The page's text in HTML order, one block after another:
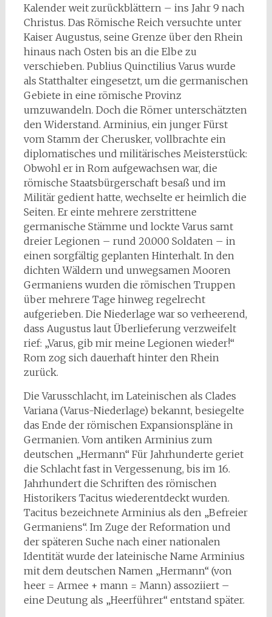
Kalender weit zurückblättern – ins Jahr 9 nach
Christus. Das Römische Reich versuchte unter
Kaiser Augustus, seine Grenze über den Rhein
hinaus nach Osten bis an die Elbe zu
verschieben. Publius Quinctilius Varus wurde
als Statthalter eingesetzt, um die germanischen
Gebiete in eine römische Provinz
umzuwandeln. Doch die Römer unterschätzten
den Widerstand. Arminius, ein junger Fürst
vom Stamm der Cherusker, vollbrachte ein
diplomatisches und militärisches Meisterstück:
Obwohl er in Rom aufgewachsen war, die
römische Staatsbürgerschaft besaß und im
Militär gedient hatte, wechselte er heimlich die
Seiten. Er einte mehrere zerstrittene
germanische Stämme und lockte Varus samt
dreier Legionen – rund 20.000 Soldaten – in
einen sorgfältig geplanten Hinterhalt. In den
dichten Wäldern und unwegsamen Mooren
Germaniens wurden die römischen Truppen
über mehrere Tage hinweg regelrecht
aufgerieben. Die Niederlage war so verheerend,
dass Augustus laut Überlieferung verzweifelt
rief: „Varus, gib mir meine Legionen wieder!“
Rom zog sich dauerhaft hinter den Rhein
zurück.
Die Varusschlacht, im Lateinischen als Clades
Variana (Varus-Niederlage) bekannt, besiegelte
das Ende der römischen Expansionspläne in
Germanien. Vom antiken Arminius zum
deutschen „Hermann“ Für Jahrhunderte geriet
die Schlacht fast in Vergessenung, bis im 16.
Jahrhundert die Schriften des römischen
Historikers Tacitus wiederentdeckt wurden.
Tacitus bezeichnete Arminius als den „Befreier
Germaniens“. Im Zuge der Reformation und
der späteren Suche nach einer nationalen
Identität wurde der lateinische Name Arminius
mit dem deutschen Namen „Hermann“ (von
heer = Armee + mann = Mann) assoziiert –
eine Deutung als „Heerführer“ entstand später.